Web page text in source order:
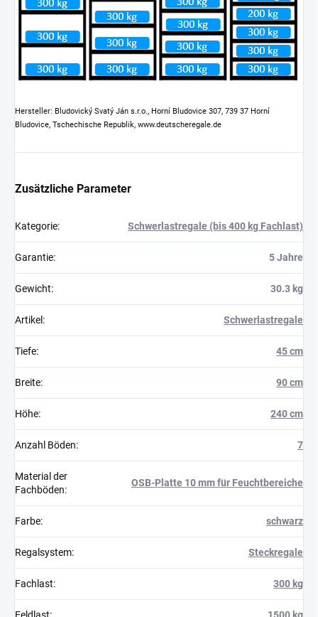
Hersteller: Bludovický Svatý Ján s.r.o., Horní Bludovice 307, 739 37 Horní
Bludovice, Tschechische Republik, www.deutscheregale.de
Zusätzliche Parameter
Kategorie: Schwerlastregale (bis 400 kg Fachlast)
Garantie: 5 Jahre
Gewicht: 30.3 kg
Artikel : Schwerlastregale
Tiefe: 45 cm
Breite: 90 cm
Höhe: 240 cm
Anzahl Böden: 7
Material der
Fachböden:
OSB-Platte 10 mm für Feuchtbereiche
Farbe: schwarz
Regalsystem: Steckregale
Fachlast: 300 kg